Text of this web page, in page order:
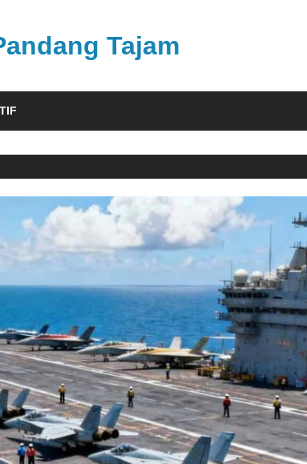
Tajam